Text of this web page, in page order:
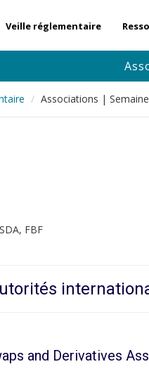
Veille réglementaire
Associations |
FBF
and Derivatives